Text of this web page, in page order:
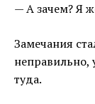
— А зачем? Я
Замечания
неправильно,
туда.